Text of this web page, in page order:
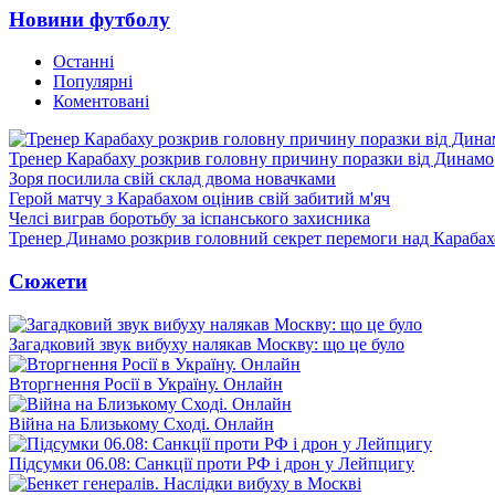
Новини футболу
Останні
Популярні
Коментовані
Тренер Карабаху розкрив головну причину поразки від Динамо
Зоря посилила свій склад двома новачками
Герой матчу з Карабахом оцінив свій забитий м'яч
Челсі виграв боротьбу за іспанського захисника
Тренер Динамо розкрив головний секрет перемоги над
Сюжети
Загадковий звук вибуху налякав Москву: що це було
Вторгнення Росії в Україну. Онлайн
Війна на Близькому Сході. Онлайн
Підсумки 06.08: Санкції проти РФ і дрон у Лейпцигу